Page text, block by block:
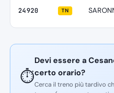
24920 TN
⏱️
Devi essere a
certo orario?
Cerca il treno più tardivo